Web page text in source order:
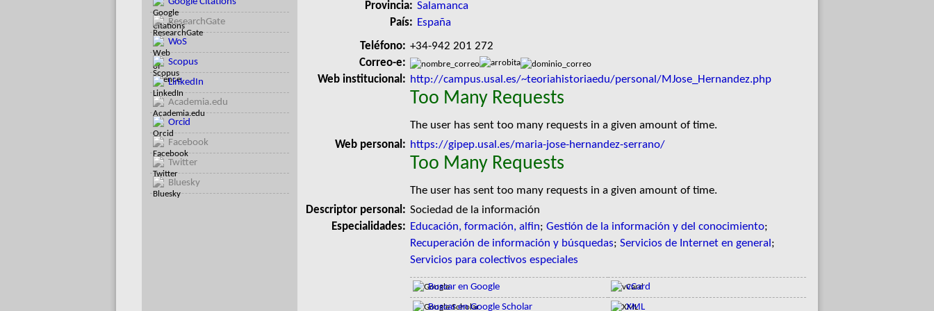
ResearchGate
WoS
Scopus
LinkedIn
Academia.edu
Orcid
Facebook
Twitter
Bluesky
Provincia: Salamanca
País: España
Teléfono: +34-942 201 272
Correo-e:
Web institucional: http://campus.usal.es/~teoriahistoriaedu/personal/MJose_Hernandez.php
Too Many Requests
The user has sent too many requests in a given amount of time.
Web personal: https://gipep.usal.es/maria-jose-hernandez-serrano/
Too Many Requests
The user has sent too many requests in a given amount of time.
Descriptor personal: Sociedad de la información
Especialidades: Educación, formación, alfin; Gestión de la información y del conocimiento;
Recuperación de información y búsquedas; Servicios de Internet en general ;
Servicios para colectivos especiales
Buscar en Google
Buscar en Google Scholar
vCard
XML